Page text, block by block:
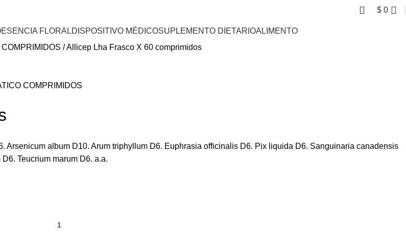
$ 0
ESENCIA FLORALDISPOSITIVO MÉDICOSUPLEMENTO DIETARIOALIMENTO
Allicep Lha Frasco X 60 comprimidos
COMPRIMIDOS
Arsenicum album D10. Arum triphyllum D6. Euphrasia officinalis D6. Pix liquida D6. Sanguinaria canadensis
D6. Teucrium marum D6. a.a.